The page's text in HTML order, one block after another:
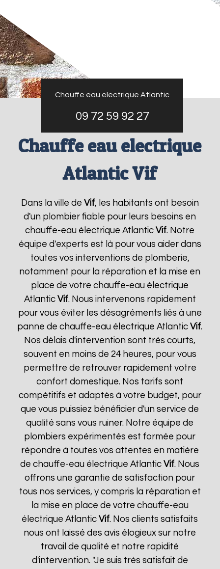
Chauffe eau electrique Atlantic
09 72 59 92 27
Chauffe eau electrique
Atlantic Vif
Dans la ville de Vif, les habitants ont besoin
d'un plombier fiable pour leurs besoins en
chauffe-eau électrique AtlanticVif. Notre
équipe d'experts est là pour vous aider dans
toutes vos interventions de plomberie,
notamment pour la réparation et la mise en
place de votre chauffe-eau électrique
Atlantic Vif. Nous intervenons rapidement
pour vous éviter les désagréments liés à une
panne de chauffe-eau électrique AtlanticVif.
Nos délais d'intervention sont très courts,
souvent en moins de 24 heures, pour vous
permettre de retrouver rapidement votre
confort domestique. Nos tarifs sont
compétitifs et adaptés à votre budget, pour
que vous puissiez bénéficier d'un service de
qualité sans vous ruiner. Notre équipe de
plombiers expérimentés est formée pour
répondre à toutes vos attentes en matière
de chauffe-eau électrique AtlanticVif. Nous
offrons une garantie de satisfaction pour
tous nos services, y compris la réparation et
la mise en place de votre chauffe-eau
électrique AtlanticVif. Nos clients satisfaits
nous ont laissé des avis élogieux sur notre
travail de qualité et notre rapidité
d'intervention. "Je suis très satisfait de